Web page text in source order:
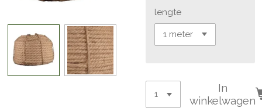
lengte
In
winkelwagen